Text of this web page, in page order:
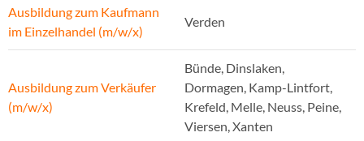
Ausbildung zum Kaufmann
im Einzelhandel (m/w/x)
Verden
Ausbildung zum Verkäufer
(m/w/x)
Bünde, Dinslaken,
Dormagen, Kamp-Lintfort,
Krefeld, Melle, Neuss, Peine,
Viersen, Xanten